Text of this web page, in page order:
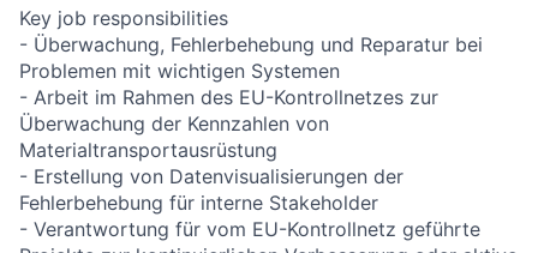
Key job responsibilities
- Überwachung, Fehlerbehebung und Reparatur bei
Problemen mit wichtigen Systemen
- Arbeit im Rahmen des EU-Kontrollnetzes zur
Überwachung der Kennzahlen von
Materialtransportausrüstung
- Erstellung von Datenvisualisierungen der
Fehlerbehebung für interne Stakeholder
- Verantwortung für vom EU-Kontrollnetz geführte